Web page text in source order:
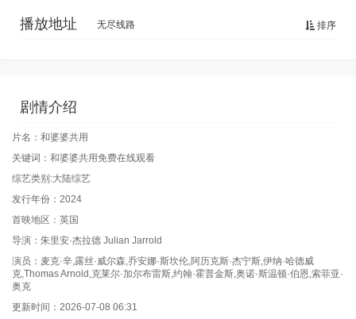
排序
播放地址 无尽线路
剧情介绍
片名：和婆婆共用
关键词：和婆婆共用免费在线观看
综艺类别:大陆综艺
发行年份：2024
首映地区：英国
导演：朱里安·杰拉德 Julian Jarrold
演员：麦克·辛,露丝·威尔森,乔安娜·斯坎伦,阿历克斯·杰宁斯,伊纳·哈德威
克,Thomas Arnold,克莱尔·加尔布雷斯,约翰·霍普金斯,奥诺·斯温顿·伯恩,索菲亚·
奥克
更新时间：2026-07-08 06:31